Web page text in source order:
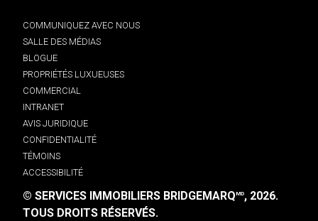
COMMUNIQUEZ AVEC NOUS
SALLE DES MÉDIAS
BLOGUE
PROPRIÉTÉS LUXUEUSES
COMMERCIAL
INTRANET
AVIS JURIDIQUE
CONFIDENTIALITÉ
TÉMOINS
ACCESSIBILITÉ
© SERVICES IMMOBILIERS BRIDGEMARQMD, 2026.
TOUS DROITS RÉSERVÉS.